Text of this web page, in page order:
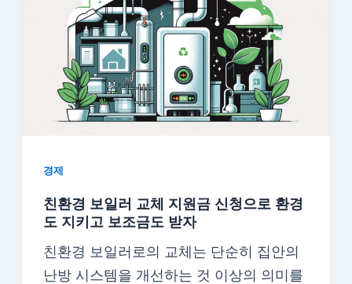
경제
친환경 보일러 교체 지원금 신청으로 환경
도 지키고 보조금도 받자
친환경 보일러로의 교체는 단순히 집안의
난방 시스템을 개선하는 것 이상의 의미를